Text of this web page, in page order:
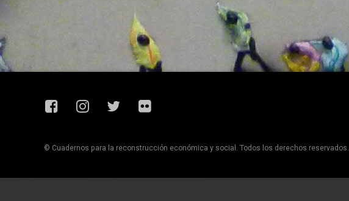
FacebookInstagram
TwitterFlickr
© Cuadernos para la reconstrucción económica y social. Todos los derechos reservados.